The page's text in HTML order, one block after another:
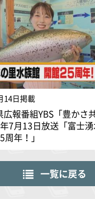
14日掲載
広報番組YBS「豊かさ
7月13日放送「富士
年！」
一覧に戻る